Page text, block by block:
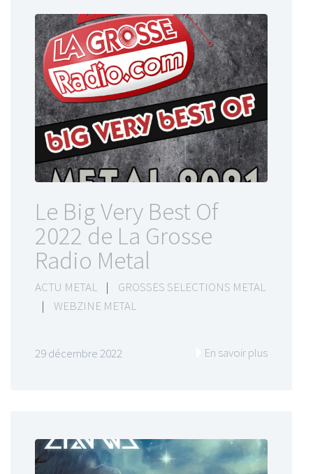
Le Big Very Best Of
2022 de La Grosse
Radio Metal
ACTU METAL |
GROSSES SELECTIONS METAL
|
WEBZINE METAL
29 décembre 2022 En savoir plus